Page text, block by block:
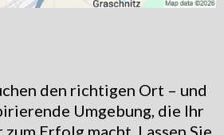
den richtigen Ort – und
Umgebung, die Ihr